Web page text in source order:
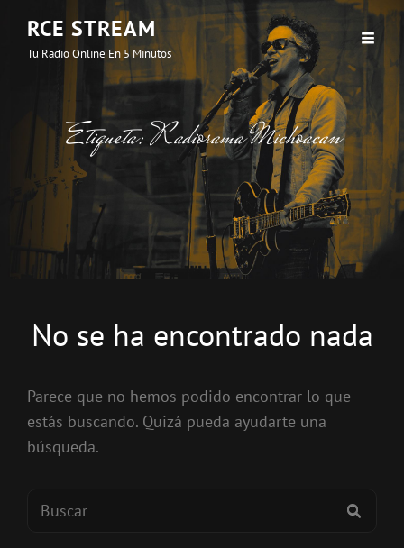
RCE STREAM
Tu Radio Online En 5 Minutos
Etiqueta:Radiorama Michoacan
No se ha encontrado nada
Parece que no hemos podido encontrar lo que
estás buscando. Quizá pueda ayudarte una
búsqueda.